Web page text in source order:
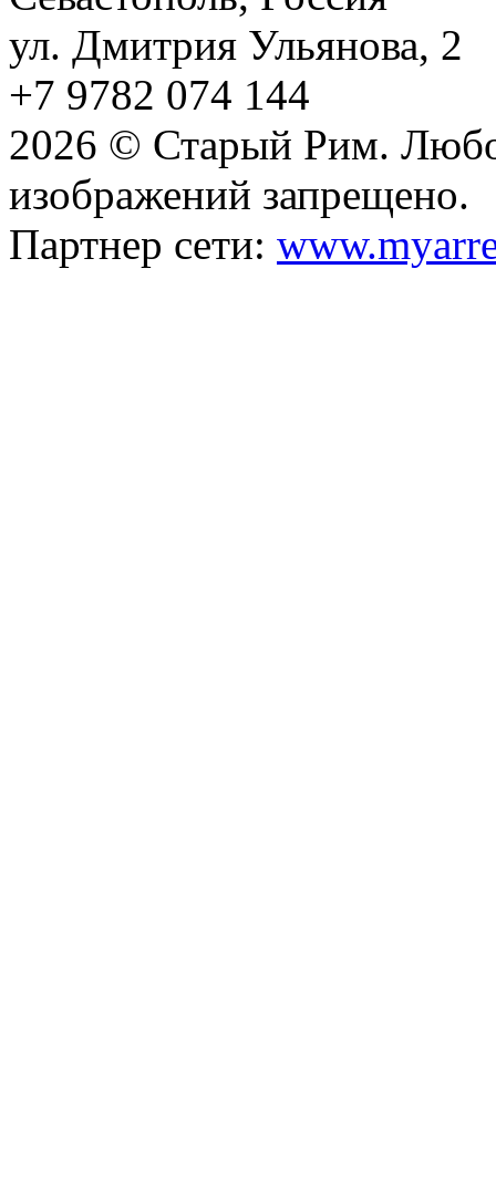
ул. Дмитрия Ульянова, 2
+7 9782 074 144
2026 © Старый Рим.
изображений запрещено.
Партнер сети: